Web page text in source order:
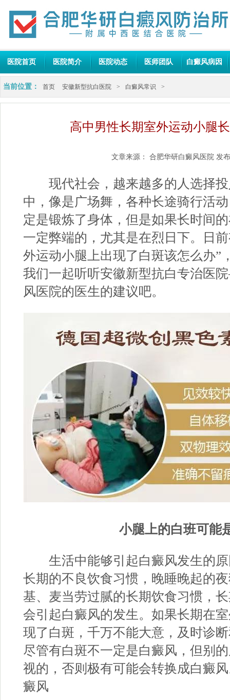
医院首页 医院简介 医院动态 医师团队 白癜风病因
当前位置： 首页 安徽新型抗白医院 > 白癜风常识 >
高中男性长期室外运动小腿
文章来源： 合肥华研白癜风医院 发
现代社会，越来越多的人选择投
中，像是广场舞，各种长途骑行活
定是锻炼了身体，但是如果长时间
一定弊端的，尤其是在烈日下。日
外运动小腿上出现了白斑该怎么办”
我们一起听听安徽新型抗白专治医院
风医院的医生的建议吧。
小腿上的白班可能
生活中能够引起白癜风发生的原
长期的不良饮食习惯，晚睡晚起的
基、麦当劳过腻的长期饮食习惯，
会引起白癜风的发生。如果长期在
现了白斑，千万不能大意，及时诊
尽管有白斑不一定是白癜风，但别
视的，否则极有可能会转换成白癜
癜风